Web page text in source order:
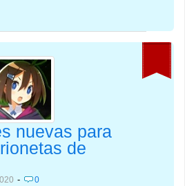
nuevas para
de
- 0